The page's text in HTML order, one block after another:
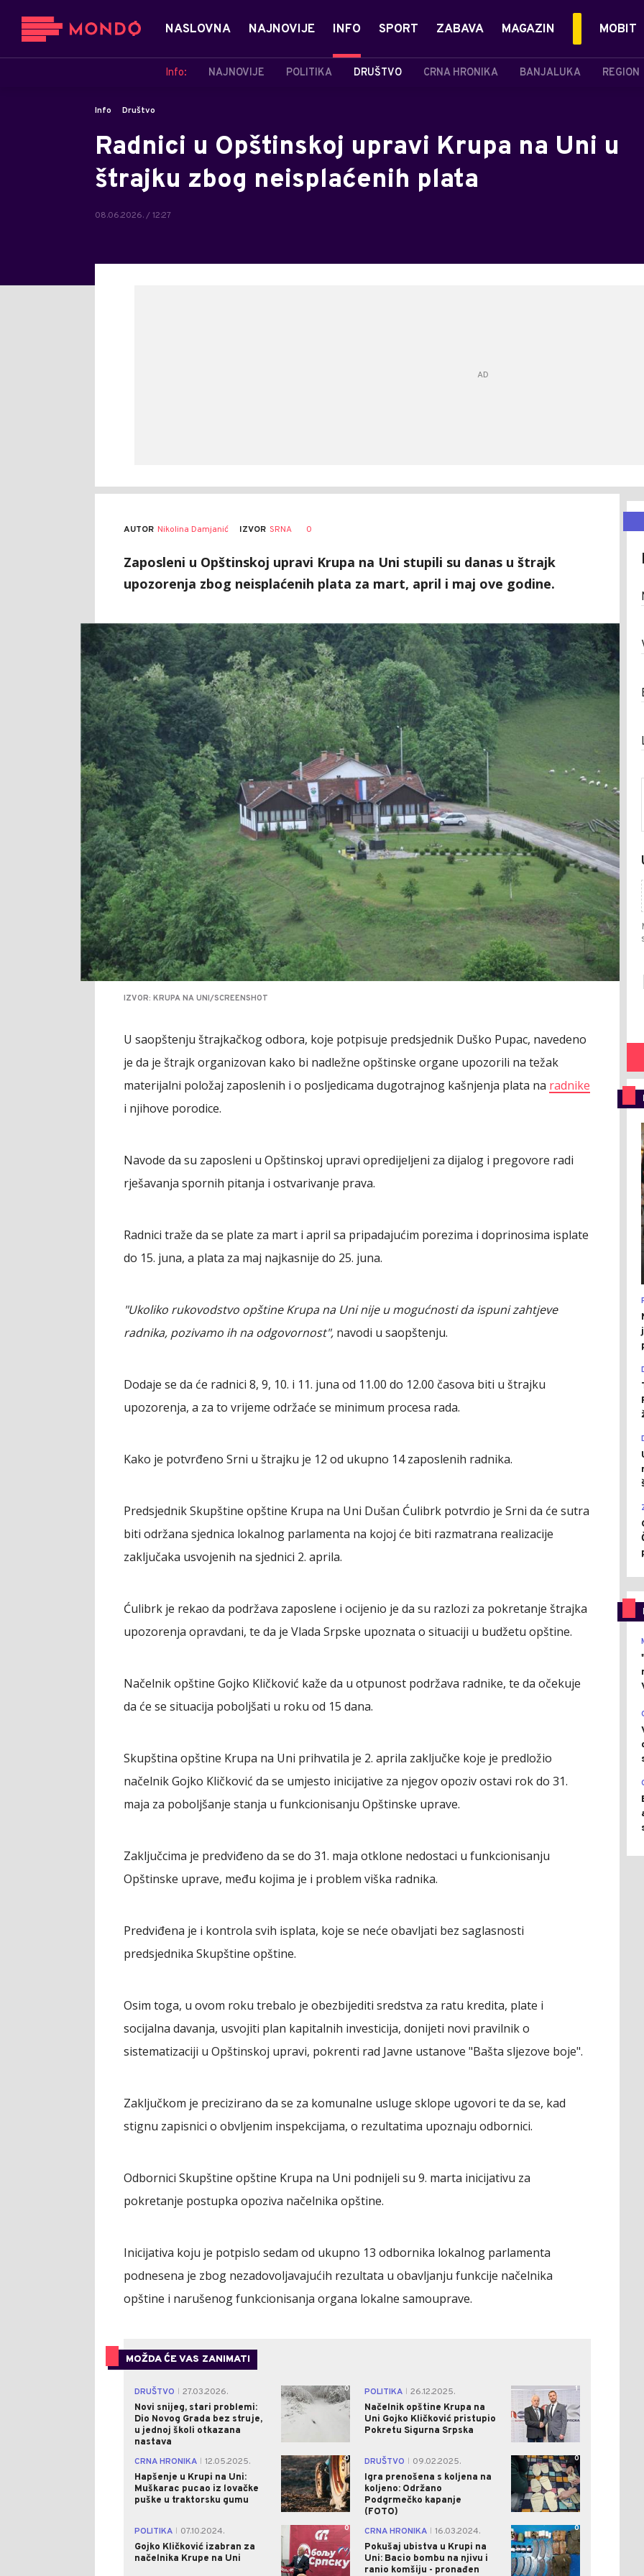
NASLOVNA NAJNOVIJE INFO
Info: NAJNOVIJE POLITIKA DRUŠTVO CRNA HRONIKA BANJALUKA REGION
SPORT ZABAVA MAGAZIN MOBIT
Info Društvo
Radnici u Opštinskoj upravi Krupa na Uni u
štrajku zbog neisplaćenih plata
08.06.2026. / 12:27
AUTOR Nikolina Damjanić IZVOR SRNA 0
Zaposleni u Opštinskoj upravi Krupa na Uni stupili su danas u štrajk
upozorenja zbog neisplaćenih plata za mart, april i maj ove godine.
IZVOR: KRUPA NA UNI/SCREENSHOT
U saopštenju štrajkačkog odbora, koje potpisuje predsjednik Duško Pupac, navedeno
je da je štrajk organizovan kako bi nadležne opštinske organe upozorili na težak
materijalni položaj zaposlenih i o posljedicama dugotrajnog kašnjenja plata na radnike
i njihove porodice.
Navode da su zaposleni u Opštinskoj upravi opredijeljeni za dijalog i pregovore radi
rješavanja spornih pitanja i ostvarivanje prava.
Radnici traže da se plate za mart i april sa pripadajućim porezima i doprinosima isplate
do 15. juna, a plata za maj najkasnije do 25. juna.
"Ukoliko rukovodstvo opštine Krupa na Uni nije u mogućnosti da ispuni zahtjeve
radnika, pozivamo ih na odgovornost", navodi u saopštenju.
Dodaje se da će radnici 8, 9, 10. i 11. juna od 11.00 do 12.00 časova biti u štrajku
upozorenja, a za to vrijeme održaće se minimum procesa rada.
Kako je potvrđeno Srni u štrajku je 12 od ukupno 14 zaposlenih radnika.
Predsjednik Skupštine opštine Krupa na Uni Dušan Ćulibrk potvrdio je Srni da će sutra
biti održana sjednica lokalnog parlamenta na kojoj će biti razmatrana realizacije
zaključaka usvojenih na sjednici 2. aprila.
Ćulibrk je rekao da podržava zaposlene i ocijenio je da su razlozi za pokretanje štrajka
upozorenja opravdani, te da je Vlada Srpske upoznata o situaciji u budžetu opštine.
Načelnik opštine Gojko Kličković kaže da u otpunost podržava radnike, te da očekuje
da će se situacija poboljšati u roku od 15 dana.
Skupština opštine Krupa na Uni prihvatila je 2. aprila zaključke koje je predložio
načelnik Gojko Kličković da se umjesto inicijative za njegov opoziv ostavi rok do 31.
maja za poboljšanje stanja u funkcionisanju Opštinske uprave.
Zaključcima je predviđeno da se do 31. maja otklone nedostaci u funkcionisanju
Opštinske uprave, među kojima je i problem viška radnika.
Predviđena je i kontrola svih isplata, koje se neće obavljati bez saglasnosti
predsjednika Skupštine opštine.
Osim toga, u ovom roku trebalo je obezbijediti sredstva za ratu kredita, plate i
socijalna davanja, usvojiti plan kapitalnih investicija, donijeti novi pravilnik o
sistematizaciji u Opštinskoj upravi, pokrenti rad Javne ustanove "Bašta sljezove boje".
Zaključkom je precizirano da se za komunalne usluge sklope ugovori te da se, kad
stignu zapisnici o obvljenim inspekcijama, o rezultatima upoznaju odbornici.
Odbornici Skupštine opštine Krupa na Uni podnijeli su 9. marta inicijativu za
pokretanje postupka opoziva načelnika opštine.
Inicijativa koju je potpislo sedam od ukupno 13 odbornika lokalnog parlamenta
podnesena je zbog nezadovoljavajućih rezultata u obavljanju funkcije načelnika
opštine i narušenog funkcionisanja organa lokalne samouprave.
MOŽDA ĆE VAS ZANIMATI
DRUŠTVO
27.03.2026.
Novi snijeg, stari problemi:
Dio Novog Grada bez struje,
u jednoj školi otkazana
nastava
0 POLITIKA
26.12.2025.
Načelnik opštine Krupa na
Uni Gojko Kličković pristupio
Pokretu Sigurna Srpska
1
CRNA HRONIKA
12.05.2025.
Hapšenje u Krupi na Uni:
Muškarac pucao iz lovačke
puške u traktorsku gumu
0 DRUŠTVO
09.02.2025.
Igra prenošena s koljena na
koljeno: Održano
Podgrmečko kapanje
(FOTO)
0
POLITIKA
07.10.2024.
Gojko Kličković izabran za
načelnika Krupe na Uni
0 CRNA HRONIKA
16.03.2024.
Pokušaj ubistva u Krupi na
Uni: Bacio bombu na njivu i
ranio komšiju - pronađen
0